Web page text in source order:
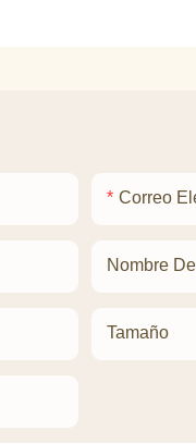
Correo
Nombre
Tamaño